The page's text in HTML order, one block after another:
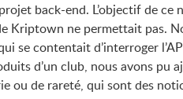
back-end. L’objectif de ce
Kriptown ne permettait pas.
se contentait d’interroger
d’un club, nous avons pu
ou de rareté, qui sont des